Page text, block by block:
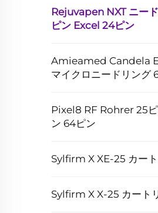
Rejuvapen NXT ニー
ピン Excel 24ピン
Amieamed Candela
マイクロニードリング
Pixel8 RF Rohrer 25
ン 64ピン
Sylfirm X XE-25 カー
Sylfirm X X-25 カート